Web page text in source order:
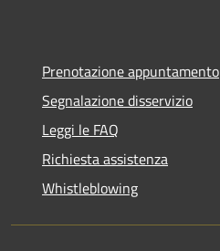
Prenotazione appuntamento
Segnalazione disservizio
Leggi le FAQ
Richiesta assistenza
Whistleblowing